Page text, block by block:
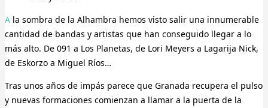
A la sombra de la Alhambra hemos visto salir una innumerable
cantidad de bandas y artistas que han conseguido llegar a lo
más alto. De 091 a Los Planetas, de Lori Meyers a Lagarija Nick,
de Eskorzo a Miguel Ríos…
Tras unos años de impás parece que Granada recupera el pulso
y nuevas formaciones comienzan a llamar a la puerta de la